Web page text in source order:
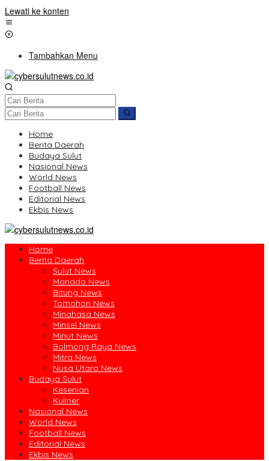
Lewati ke konten
Tambahkan Menu
Home
Berita Daerah
Budaya Sulut
Nasional News
World News
Football News
Editorial News
Ekbis News
Home
Berita Daerah
Sulut News
Manado News
Bitung News
Tomohon News
Minahasa News
Minsel News
Minut News
Bolmong Raya News
Mitra News
Nusa Utara News
Budaya Sulut
Kesenian
Kuliner
Nasional News
World News
Football News
Editorial News
Ekbis News